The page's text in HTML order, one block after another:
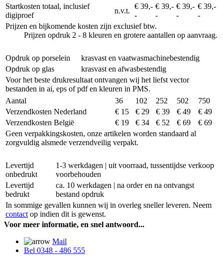
Startkosten totaal, inclusief
digiproef
n.v.t.
€ 39,-
-
€ 39,-
-
€ 39,-
-
€ 39,-
-
Prijzen en bijkomende kosten zijn exclusief btw.
Prijzen opdruk 2 - 8 kleuren en grotere aantallen op aanvraag.
Opdruk op porselein
krasvast en vaatwasmachinebestendig
Opdruk op glas
krasvast en afwasbestendig
Voor het beste drukresultaat ontvangen wij het liefst vector
bestanden in ai, eps of pdf en kleuren in PMS.
Aantal
36 102 252 502
750
Verzendkosten Nederland
€ 15 € 29 € 39 € 49
€ 49
Verzendkosten België
€ 19 € 34 € 52 € 69
€ 69
Geen verpakkingskosten, onze artikelen worden standaard al
zorgvuldig alsmede verzendveilig verpakt.
Levertijd
onbedrukt
1-3 werkdagen | uit voorraad, tussentijdse verkoop
voorbehouden
Levertijd
bedrukt
ca. 10 werkdagen | na order en na ontvangst
bestand opdruk
In sommige gevallen kunnen wij in overleg sneller leveren. Neem
contact op indien dit is gewenst.
Voor meer informatie, en snel antwoord...
Mail
Bel 0348 - 486 555